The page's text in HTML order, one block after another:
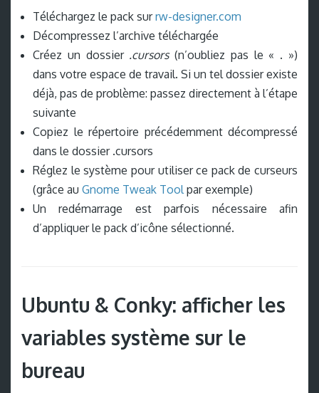
Téléchargez le pack surrw-designer.com
Décompressez l’archive téléchargée
Créez un dossier .cursors(n’oubliez pas le « . »)
dans votre espace de travail. Si un tel dossier existe
déjà, pas de problème: passez directement à l’étape
suivante
Copiez le répertoire précédemment décompressé
dans le dossier .cursors
Réglez le système pour utiliser ce pack de curseurs
(grâce au Gnome Tweak Toolpar exemple)
Un redémarrage est parfois nécessaire afin
d’appliquer le pack d’icône sélectionné.
Ubuntu & Conky: afficher les
variables système sur le
bureau